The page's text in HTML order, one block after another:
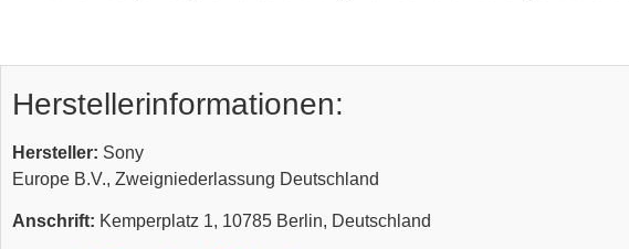
Herstellerinformationen:
Hersteller: Sony
Europe B.V., Zweigniederlassung Deutschland
Anschrift: Kemperplatz 1, 10785 Berlin, Deutschland